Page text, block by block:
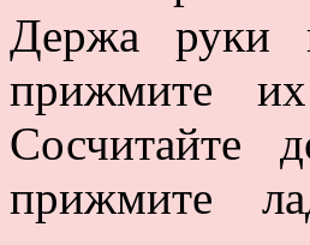
Держа руки
прижмите
Сосчитайте
прижмите